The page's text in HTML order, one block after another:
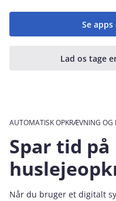
Se
Lad os tage
AUTOMATISK OPKRÆVNING OG
Spar tid på
Når du bruger et digitalt